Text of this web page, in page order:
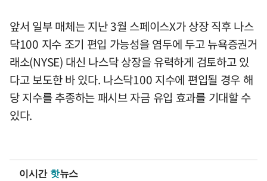
앞서 일부 매체는 지난 3월 스페이스X가 상장 직후 나스
닥100 지수 조기 편입 가능성을 염두에 두고 뉴욕증권거
래소(NYSE) 대신 나스닥 상장을 유력하게 검토하고 있
다고 보도한 바 있다. 나스닥100 지수에 편입될 경우 해
당 지수를 추종하는 패시브 자금 유입 효과를 기대할 수
있다.
이시간 핫뉴스